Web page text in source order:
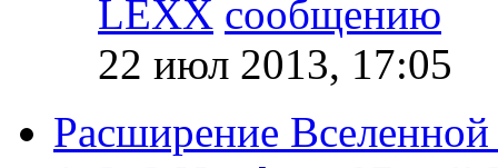
LEXX
22 июл 2013, 17:05
Расширение Вселенной